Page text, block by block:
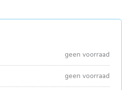
geen voorraad
geen voorraad